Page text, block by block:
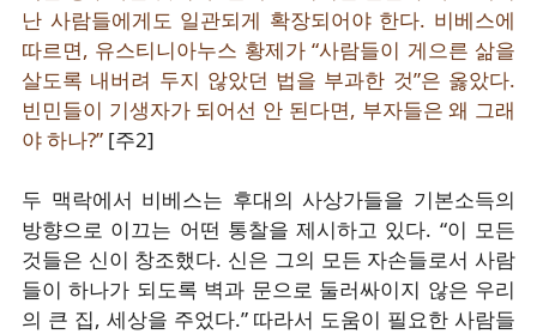
난 사람들에게도 일관되게 확장되어야 한다. 비베스에
따르면, 유스티니아누스 황제가 “사람들이 게으른 삶을
살도록 내버려 두지 않았던 법을 부과한 것”은 옳았다.
빈민들이 기생자가 되어선 안 된다면, 부자들은 왜 그래
야 하나?” [주2]
두 맥락에서 비베스는 후대의 사상가들을 기본소득의
방향으로 이끄는 어떤 통찰을 제시하고 있다. “이 모든
것들은 신이 창조했다. 신은 그의 모든 자손들로서 사람
들이 하나가 되도록 벽과 문으로 둘러싸이지 않은 우리
의 큰 집, 세상을 주었다.” 따라서 도움이 필요한 사람들